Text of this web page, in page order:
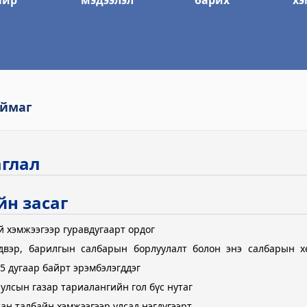
засаг
гуравдугаарт ордог
барилгын салбарын борлуулалт болон энэ салбарын
дугаар байрт эрэмбэлэгддэг
газар тариалангийн гол бүс нутаг